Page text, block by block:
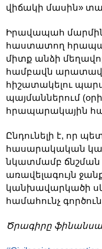
վիճակի մասին»
Իրավապահ
հաստատող
միտք անձի
համբավն
հիշատակելու
պայմաններում
հրապարակային
Ընդունելի է, որ
հասարակական
նկատմամբ ճնշման
առավելագույն
կանխավարկածի
համահունչ
Ծրագիրը